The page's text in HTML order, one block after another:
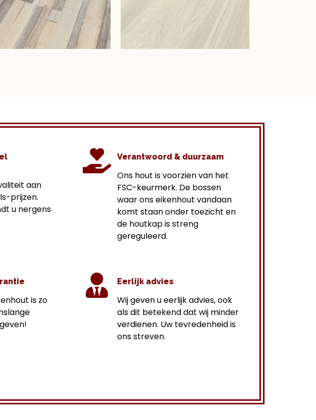
aan
prijzen.
u nergens
Verantwoord & duurzaam
Ons hout is voorzien van het
FSC-keurmerk. De bossen
waar ons eikenhout vandaan
komt staan onder toezicht en
de houtkap is streng
gereguleerd.
is zo
Eerlijk advies
Wij geven u eerlijk advies, ook
als dit betekend dat wij minder
verdienen. Uw tevredenheid is
ons streven.